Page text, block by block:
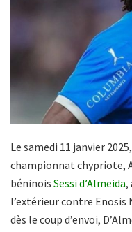
Le samedi 11 janvier
championnat chypriote,
béninois Sessi d’Almeida,
l’extérieur contre
dès le coup d’envoi,